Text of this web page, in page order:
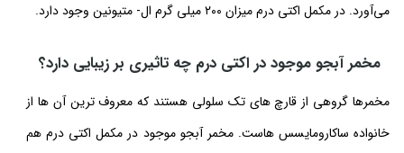
می‌آورد. در مکمل اکتی درم میزان ۲۰۰ میلی گرم ال- متیونین وجود دارد.
مخمر آبجو موجود در اکتی درم چه تاثیری بر زیبایی دارد؟
مخمرها گروهی از قارچ های تک سلولی هستند که معروف ترین آن ها از
خانواده ساکارومایسس هاست. مخمر آبجو موجود در مکمل اکتی درم هم